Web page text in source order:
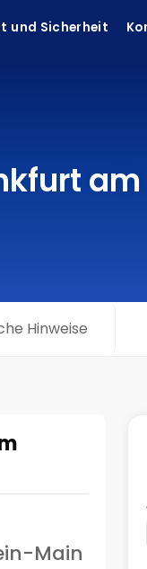
und Sicherheit
Hinweise
Main